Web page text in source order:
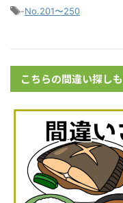
-No.201〜250
こちらの間違い探し